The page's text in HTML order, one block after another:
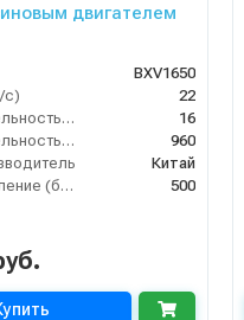
двигателем
BXV1650
с)
22
Производительность (л/мин)
16
Производительность (л/ч)
960
Китай
Рабочее давление (бар)
500